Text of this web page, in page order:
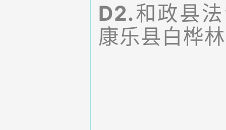
D2.和政县
康乐县白桦